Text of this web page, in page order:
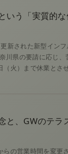
いう「実質的
新された新型イン
川県の要請に応じ、
（火）まで休業とさ
と、GWのテラ
らの営業時間を変更